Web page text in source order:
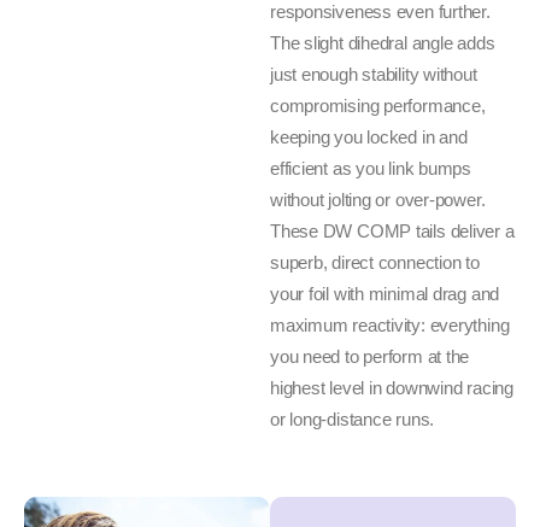
responsiveness even further.
The slight dihedral angle adds
just enough stability without
compromising performance,
keeping you locked in and
efficient as you link bumps
without jolting or over-power.
These DW COMP tails deliver a
superb, direct connection to
your foil with minimal drag and
maximum reactivity: everything
you need to perform at the
highest level in downwind racing
or long-distance runs.